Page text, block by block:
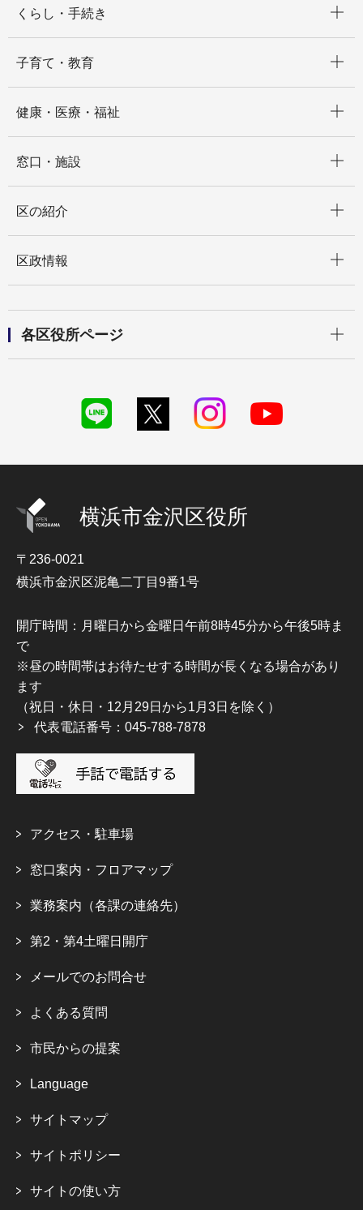
くらし・手続き
子育て・教育
健康・医療・福祉
窓口・施設
区の紹介
区政情報
各区役所ページ
横浜市金沢区役所
〒236-0021
横浜市金沢区泥亀二丁目9番1号
開庁時間：月曜日から金曜日午前8時45分から午後5時ま
で
※昼の時間帯はお待たせする時間が長くなる場合があり
ます
（祝日・休日・12月29日から1月3日を除く）
代表電話番号：045-788-7878
アクセス・駐車場
窓口案内・フロアマップ
業務案内（各課の連絡先）
第2・第4土曜日開庁
メールでのお問合せ
よくある質問
市民からの提案
Language
サイトマップ
サイトポリシー
サイトの使い方